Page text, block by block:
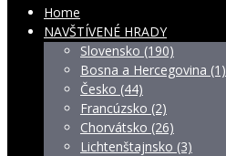
Home
NAVŠTÍVENÉ HRADY
Slovensko (190)
Bosna a Hercegovina (1)
Česko (44)
Francúzsko (2)
Chorvátsko (26)
Lichtenštajnsko (3)